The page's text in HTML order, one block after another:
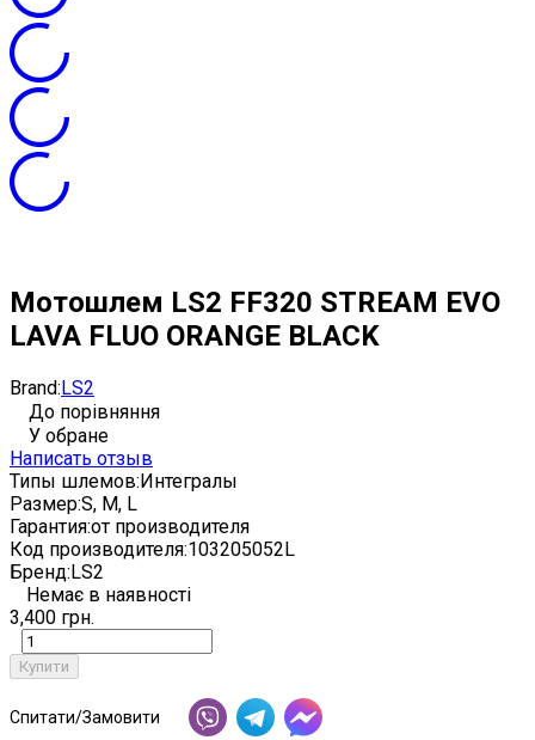
Мотошлем LS2 FF320 STREAM EVO
LAVA FLUO ORANGE BLACK
Brand:LS2
До порівняння
У обране
Написать отзыв
Типы шлемов:Интегралы
Размер:S, M, L
Гарантия:от производителя
Код производителя:103205052L
Бренд:LS2
Немає в наявності
3,400 грн.
Купити
Спитати/Замовити